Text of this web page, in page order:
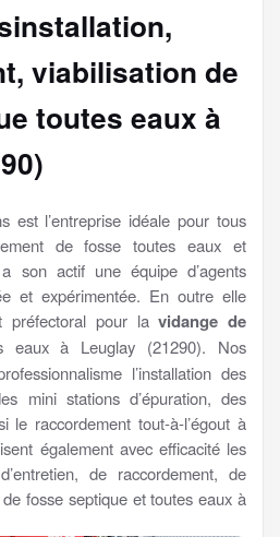
viabilisation de
toutes eaux à
est l’entreprise idéale pour tous
de fosse toutes eaux et
son actif une équipe d’agents
et expérimentée. En outre elle
préfectoral pour lavidange de
eaux à Leuglay (21290). Nos
l’installation des
mini stations d’épuration, des
le raccordement tout-à-l’égout à
également avec efficacité les
de raccordement, de
fosse septique et toutes eaux à